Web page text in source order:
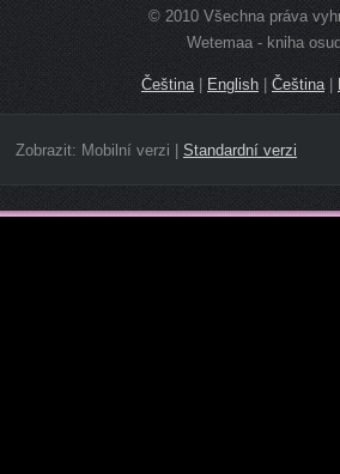
© 2010 Všechna práva
Wetemaa - kniha
Čeština | English | Čeština |
Zobrazit: Mobilní verzi Standardní verzi